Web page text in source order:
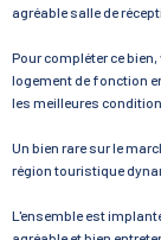
agréable salle de
Pour compléter ce
logement de fonction
les meilleures
Un bien rare sur le
région touristique
L'ensemble est